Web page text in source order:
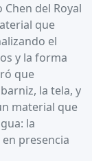
del Royal
que
el
y la forma
que
la tela, y
material que
la
presencia